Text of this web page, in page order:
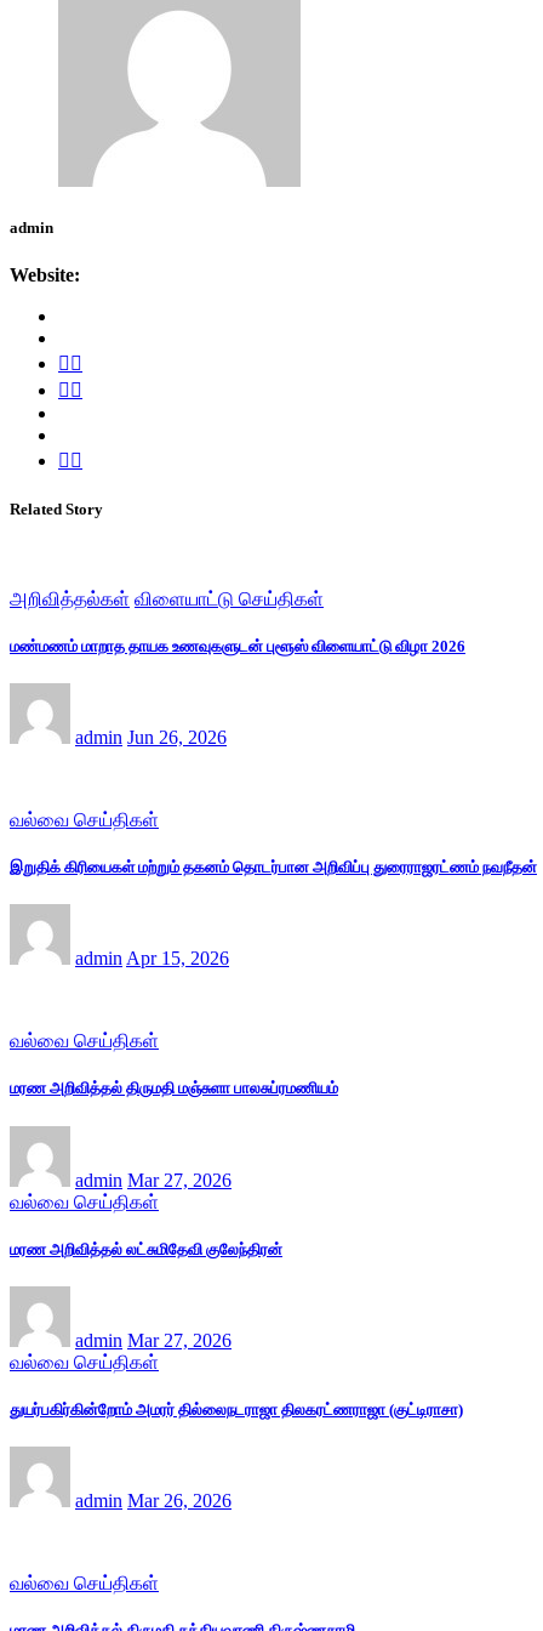
admin
Website:
Related Story
அறிவித்தல்கள் விளையாட்டு செய்திகள்
மண்மணம் மாறாத தாயக உணவுகளுடன் புளூஸ் விளையாட்டு விழா 2026
admin Jun 26, 2026
வல்வை செய்திகள்
இறுதிக் கிரியைகள் மற்றும் தகனம் தொடர்பான அறிவிப்பு துரைராஜரட்ணம் நவநீதன்
admin Apr 15, 2026
வல்வை செய்திகள்
மரண அறிவித்தல் திருமதி மஞ்சுளா பாலசுப்ரமணியம்
admin Mar 27, 2026
வல்வை செய்திகள்
மரண அறிவித்தல் லட்சுமிதேவி குலேந்திரன்
admin Mar 27, 2026
வல்வை செய்திகள்
துயர்பகிர்கின்றோம் அமரர் தில்லைநடராஜா திலகரட்ணராஜா (குட்டிராசா)
admin Mar 26, 2026
வல்வை செய்திகள்